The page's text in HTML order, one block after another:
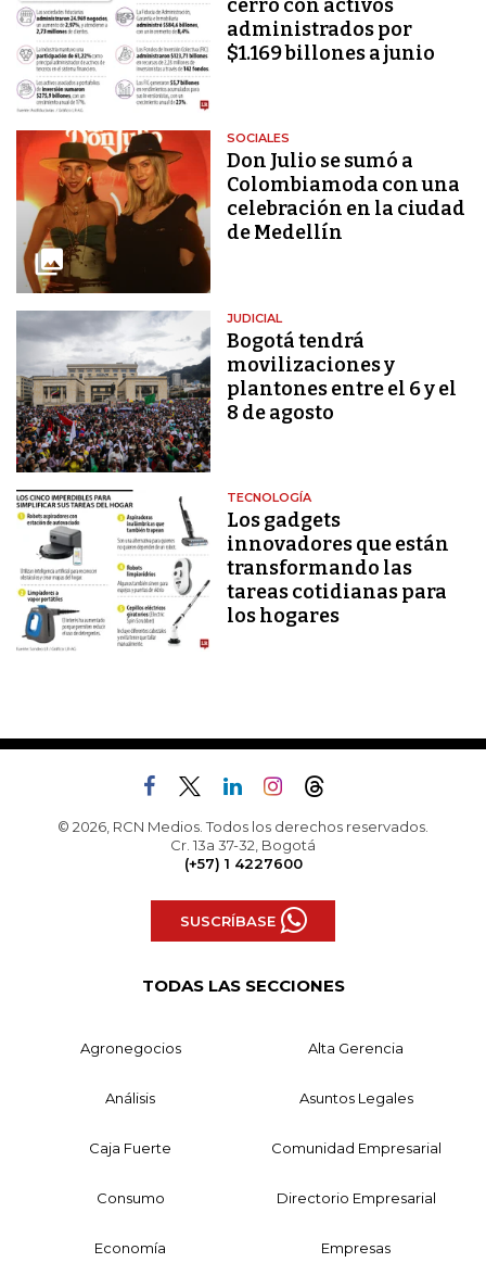
cerró con activos
administrados por
$1.169 billones a junio
SOCIALES
Don Julio se sumó a
Colombiamoda con una
celebración en la ciudad
de Medellín
JUDICIAL
Bogotá tendrá
movilizaciones y
plantones entre el 6 y el
8 de agosto
TECNOLOGÍA
Los gadgets
innovadores que están
transformando las
tareas cotidianas para
los hogares
© 2026, RCN Medios. Todos los derechos reservados.
Cr. 13a 37-32, Bogotá
(+57) 1 4227600
SUSCRÍBASE
TODAS LAS SECCIONES
Agronegocios Alta Gerencia
Análisis Asuntos Legales
Caja Fuerte Comunidad Empresarial
Consumo Directorio Empresarial
Economía Empresas